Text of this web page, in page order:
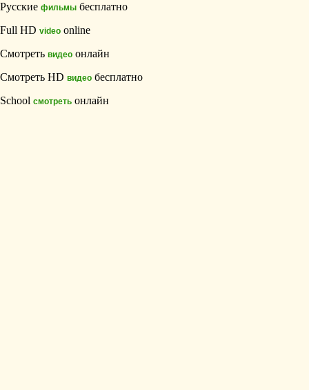
Русские фильмы бесплатно
Full HD video online
Смотреть видео онлайн
Смотреть HD видео бесплатно
School смотреть онлайн